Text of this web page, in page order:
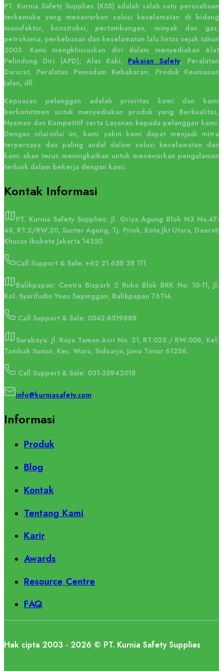
PT. Kurnia Safety Supplies (KSS) adalah salah satu perusahaan
terkemuka yang menawarkan solusi keselamatan di bidang
manufaktur, konstruksi, pertambangan, minyak dan gas,
petrokimia, perkebunan dan keselamatan lalu lintas sejak tahun
2003. Kami mengkhususkan diri dalam menyediakan Alat
Pelindung Diri (APD), Alas Kaki, Pakaian Safety, Peralatan
Darurat, Peralatan Pemadam Kebakaran, Produk Keamanan
Jalan, dll.
Kepuasan pelanggan adalah prioritas kami dan kami
berkomitmen untuk menyediakan produk yang Berkualitas,
Nyaman dan Kompetitif serta Layanan kepada pelanggan kami.
Dengan nilai-nilai ini, kami yakin kami dapat menjadi mitra
terpercaya dan paling andal dalam solusi keselamatan dan
kami akan terus meningkatkan untuk menawarkan pengalaman
terbaik dalam bekerja dengan kami.
Kontak Informasi
PT. Kurnia Safety Supplies: Jl. Griya Agung Blok N3 No.47-
48, RT.2/RW.20, Sunter Agung, Tj. Priok, Kota Jkt Utara, Daerah
Khusus Ibukota Jakarta 14350
Call Support & Sale: +62 21 658 38 111
Balikpapan: Centra Bizpark 2 Ruko Blok BRK No. 10-11, Jl.
Kol. Syarifudin Yoes Sepinggan, Balikpapan 76114.
Call Support & Sale: 0542-8519888
Surabaya: Jl. Raya Taman Asri No. 21, RT.025 / RW.008, Kel.
Tambak Sumur, Kec. Waru, Sidoarjo, Jawa Timur 61256.
Call Support & Sale: 031-35942018
info@kurniasafety.com
Informasi
Produk
Blog
Kontak
Tentang Kami
Karir
Awards
Resource Centre
FAQ
Hak cipta 2003 - 2026 © PT. Kurnia Safety Supplies